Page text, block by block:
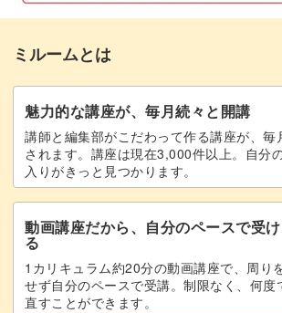
ミルームとは
魅力的な講座が、毎月続々と開講
講師と編集部がこだわって作る講座が、毎
されます。講座は現在3,000件以上。自分
入りがきっと見つかります。
動画講座だから、自分のペースで受
る
1カリキュラム約20分の動画講座で、周り
せず自分のペースで受講。制限なく、何度
直すことができます。